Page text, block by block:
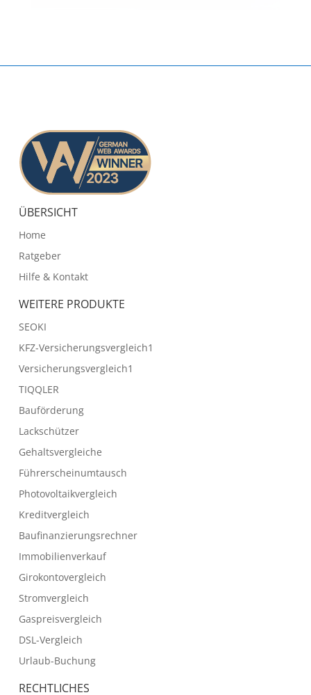
ÜBERSICHT
Home
Ratgeber
Hilfe & Kontakt
WEITERE PRODUKTE
SEOKI
KFZ-Versicherungsvergleich1
Versicherungsvergleich1
TIQQLER
Bauförderung
Lackschützer
Gehaltsvergleiche
Führerscheinumtausch
Photovoltaikvergleich
Kreditvergleich
Baufinanzierungsrechner
Immobilienverkauf
Girokontovergleich
Stromvergleich
Gaspreisvergleich
DSL-Vergleich
Urlaub-Buchung
RECHTLICHES